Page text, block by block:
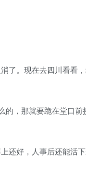
了。现在去四川看看
，那就要跪在堂口前
还好，人事后还能活